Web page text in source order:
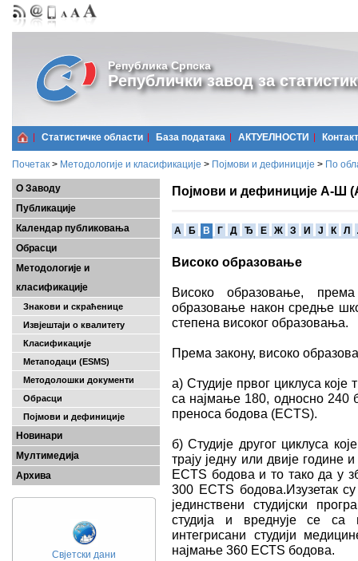
Република Српска
Републички завод за
Статистичке области Базa података АКТУЕЛНОСТИ Контакт
Почетак > Методологије и класификације > Појмови и дефиниције > По
О Заводу
Публикације
Календар публиковања
Обрасци
Методологије и
класификације
Знакови и скраћенице
Извјештаји о квалитету
Класификације
Метаподаци (ESMS)
Методолошки документи
Обрасци
Појмови и дефиниције
Новинари
Мултимедија
Архива
Свјетски дани
Појмови и дефиниције А-Ш
A Б В Г Д Ђ Е Ж З И Ј К Л
Високо образовање
Високо образовање,
образовање након средње
степена високог образовања.
Према закону, високо
а) Студије првог циклуса које
са најмање 180, односно 240
преноса бодова (ECTS).
б) Студије другог циклуса
трају једну или двије године
ECTS бодова и то тако да у
300 ECTS бодова.Изузетак
јединствени студијски
студија и вреднује се
интегрисани студији
најмање 360 ЕСТS бодова.